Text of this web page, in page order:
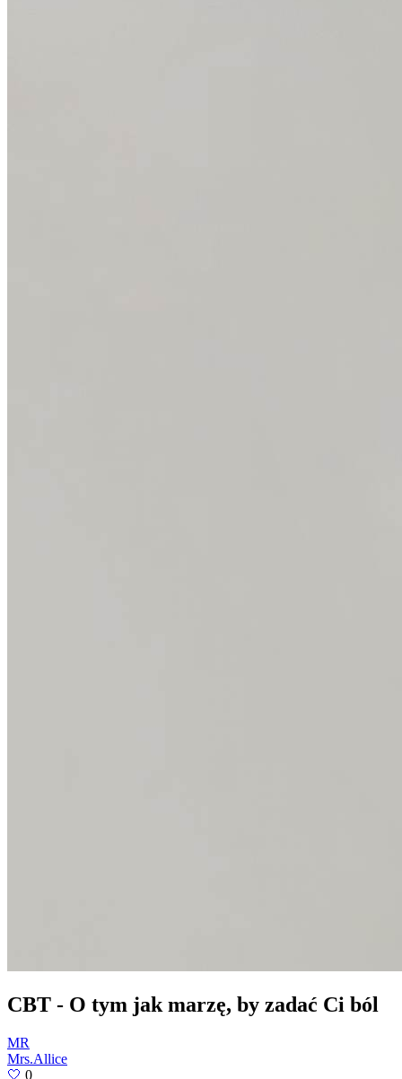
CBT - O tym jak marzę, by zadać Ci ból
MR
Mrs.Allice
🤍 0